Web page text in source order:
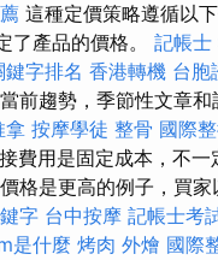
這種定價策略遵循以
了產品的價格。 記帳士
字排名 香港轉機 台胞
前趨勢，季節性文章
拿 按摩學徒 整骨 國際
費用是固定成本，不一
格是更高的例子，買
字 台中按摩 記帳士考
是什麼 烤肉 外燴 國際